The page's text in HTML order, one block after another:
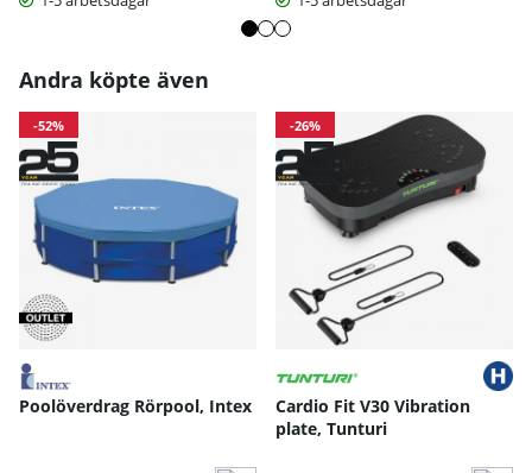
Andra köpte även
-52%
Poolöverdrag Rörpool, Intex
-26%
Cardio Fit V30 Vibration
plate, Tunturi